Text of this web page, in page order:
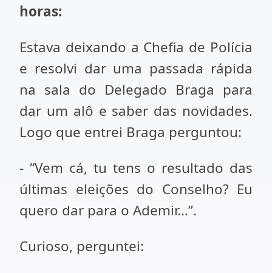
horas:
Estava deixando a Chefia de Polícia
e resolvi dar uma passada rápida
na sala do Delegado Braga para
dar um alô e saber das novidades.
Logo que entrei Braga perguntou:
- “Vem cá, tu tens o resultado das
últimas eleições do Conselho? Eu
quero dar para o Ademir...”.
Curioso, perguntei: